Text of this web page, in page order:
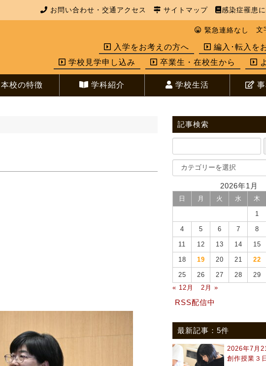
お問い合わせ・交通アクセス サイトマップ 感染症罹患
文
緊急連絡なし
編入･転入を
入学をお考えの方へ
卒業生・在校生から
学校見学申し込み
本校の特徴 学科紹介 学校生活
記事検索
2026年1月
日 月 火 水 木
1
4 5 6 7 8
11 12 13 14 15
18 19 20 21 22
25 26 27 28 29
« 12月
2月 »
RSS配信中
最新記事：5件
2026年7月
創作授業３